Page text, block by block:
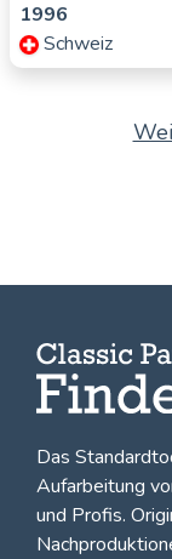
1996
Schweiz
Das
Aufarbeitung
und Profis.